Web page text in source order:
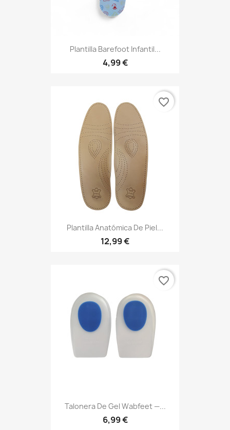
Plantilla Barefoot Infantil...
4,99 €
Plantilla Anatómica De Piel...
12,99 €
favorite_border
Talonera De Gel Wabfeet —...
6,99 €
favorite_border